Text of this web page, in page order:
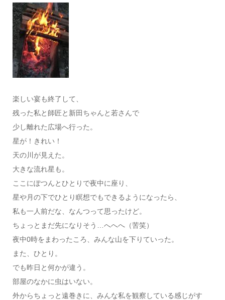
楽しい宴も終了して、
残った私と師匠と新田ちゃんと若さんで
少し離れた広場へ行った。
星が！きれい！
天の川が見えた。
大きな流れ星も。
ここにぽつんとひとりで夜中に座り、
星や月の下でひとり瞑想でもできるようになったら、
私も一人前だな、なんつって思ったけど。
ちょっとまだ先になりそう…へへへ（苦笑）
夜中0時をまわったころ、みんな山を下りていった。
また、ひとり。
でも昨日と何かが違う。
部屋のなかに虫はいない。
外からちょっと遠巻きに、みんな私を観察している感じがす